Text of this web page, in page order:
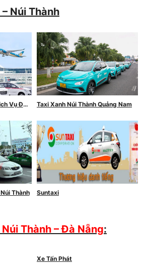
Núi Thành
Vụ Đưa
Taxi Xanh Núi Thành Quảng Nam
Thành Suntaxi
Núi Thành – Đà Nẵng:
Xe Tấn Phát